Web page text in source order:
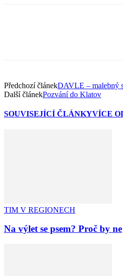
Předchozí článekDAVLE – malebný
Další článekPozvání do Klatov
SOUVISEJÍCÍ ČLÁNKYVÍCE
TIM V REGIONECH
Na výlet se psem? Proč by ne